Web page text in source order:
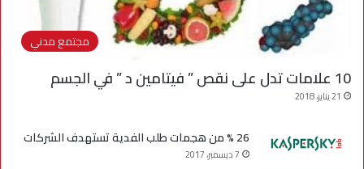
مجتمع مدني
10 علامات تدل على نقص ” فيتامين د ” في الجسم
21 يناير، 2018
26 % من هجمات طلب الفدية تستهدف الشركات
7 ديسمبر، 2017